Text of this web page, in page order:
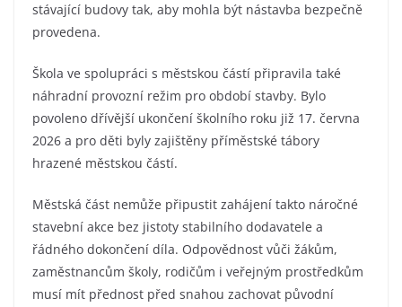
stávající budovy tak, aby mohla být nástavba bezpečně
provedena.
Škola ve spolupráci s městskou částí připravila také
náhradní provozní režim pro období stavby. Bylo
povoleno dřívější ukončení školního roku již 17. června
2026 a pro děti byly zajištěny příměstské tábory
hrazené městskou částí.
Městská část nemůže připustit zahájení takto náročné
stavební akce bez jistoty stabilního dodavatele a
řádného dokončení díla. Odpovědnost vůči žákům,
zaměstnancům školy, rodičům i veřejným prostředkům
musí mít přednost před snahou zachovat původní